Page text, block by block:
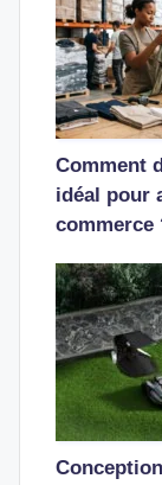
Comment
idéal pour
commerce